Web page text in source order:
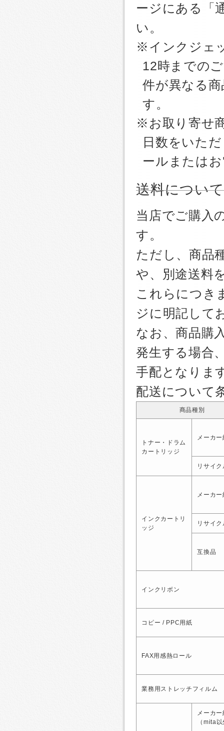
ージにある「
い。
※インクジェ
12時までの
件が異なる
す。
※お取り寄せ
日数をいた
ールまたは
送料について
当店でご購入
す。
ただし、商品
や、別途送料
これらにつき
ジに明記して
なお、商品購
発生する場合
手配となりま
配送について
商品種別
トナー・ドラム
カートリッジ
メーカ
リサイ
インクカートリ
ッジ
メーカ
リサイ
互換品
インクリボン
コピー / PPC用紙
FAX用感熱ロール
業務用ストレッチフィルム
メーカ
（mita